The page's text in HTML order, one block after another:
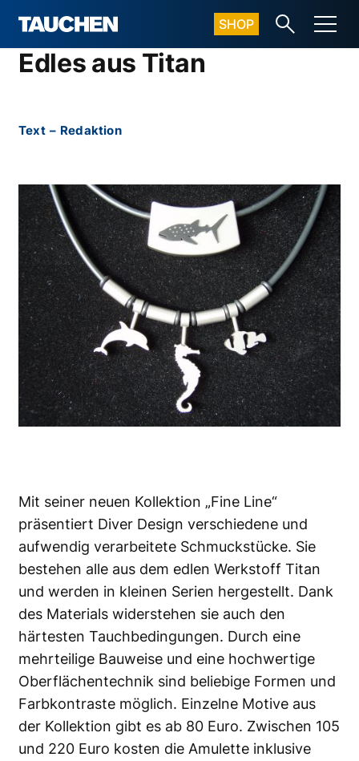
SHOP
Edles aus Titan
Text – Redaktion
Mit seiner neuen Kollektion „Fine Line“
präsentiert Diver Design verschiedene und
aufwendig verarbeitete Schmuckstücke. Sie
bestehen alle aus dem edlen Werkstoff Titan
und werden in kleinen Serien hergestellt. Dank
des Materials widerstehen sie auch den
härtesten Tauchbedingungen. Durch eine
mehrteilige Bauweise und eine hochwertige
Oberflächentechnik sind beliebige Formen und
Farbkontraste möglich. Einzelne Motive aus
der Kollektion gibt es ab 80 Euro. Zwischen 105
und 220 Euro kosten die Amulette inklusive